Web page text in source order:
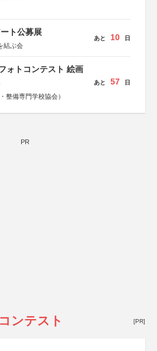
ト公募展
結ぶ会
あと 10 日
ォトコンテスト 絵画
整備専門学校協会）
あと 57 日
PR
ンテスト [PR]